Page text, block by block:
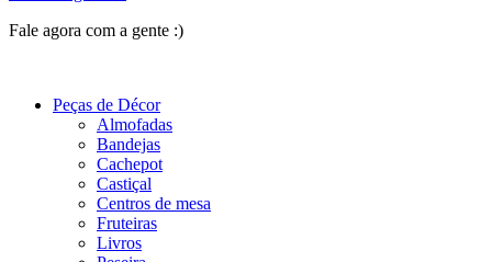
Fale agora com a gente :)
Peças de Décor
Almofadas
Bandejas
Cachepot
Castiçal
Centros de mesa
Fruteiras
Livros